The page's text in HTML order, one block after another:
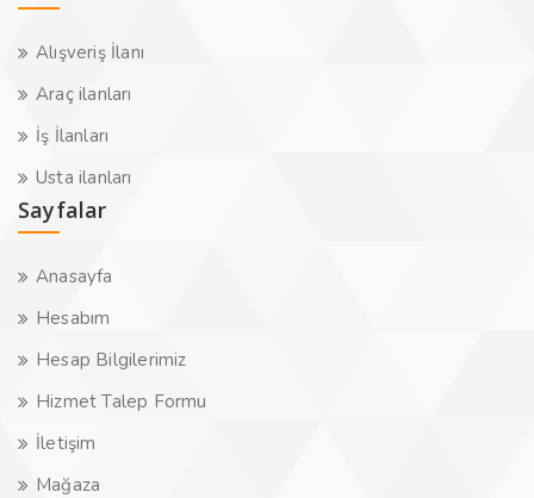
Alışveriş İlanı
Araç ilanları
İş İlanları
Usta ilanları
Sayfalar
Anasayfa
Hesabım
Hesap Bilgilerimiz
Hizmet Talep Formu
İletişim
Mağaza